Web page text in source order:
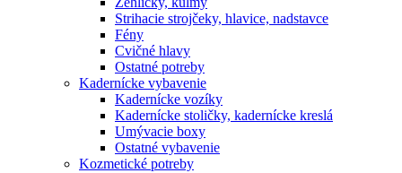
Strihacie strojčeky, hlavice, nadstavce
Fény
Cvičné hlavy
Ostatné potreby
Kadernícke vybavenie
Kadernícke vozíky
Kadernícke stoličky, kadernícke kreslá
Umývacie boxy
Ostatné vybavenie
Kozmetické potreby